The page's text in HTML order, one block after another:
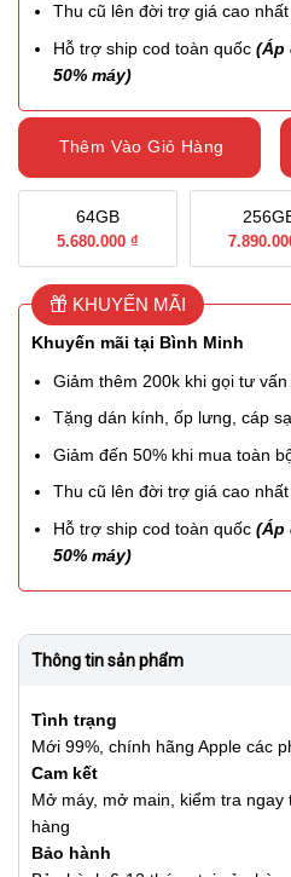
Thu cũ lên đời trợ giá cao
Hỗ trợ ship cod toàn quốc (Áp
50% máy)
Thêm Vào Giỏ Hàng
64GB
5.680.000 ₫
KHUYẾN MÃI
Khuyến mãi tại Bình Minh
Giảm thêm 200k khi gọi tư vấn
Tặng dán kính, ốp lưng, cáp
Giảm đến 50% khi mua toàn
Thu cũ lên đời trợ giá cao
Hỗ trợ ship cod toàn quốc (Áp
50% máy)
Thông tin sản phẩm
Tình trạng
Mới 99%, chính hãng Apple các
Cam kết
Mở máy, mở main, kiểm tra ngay
hàng
Bảo hành